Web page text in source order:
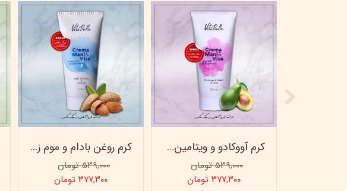
کرم روغن بادام و موم زنبور عسل ویتابلا - 60 میلی لیتر
۵۳۹,۰۰۰ تومان
۳۷۷,۳۰۰ تومان
کرم آووکادو و ویتامینE ویتابلا - تیوپی 60 میلی‌لیتر
۵۳۹,۰۰۰ تومان
۳۷۷,۳۰۰ تومان